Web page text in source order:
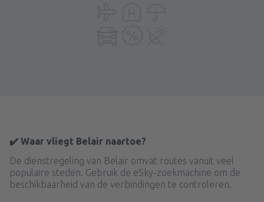
✔️ Waar vliegt Belair naartoe?
De dienstregeling van Belair omvat routes vanuit veel
populaire steden. Gebruik de eSky-zoekmachine om de
beschikbaarheid van de verbindingen te controleren.